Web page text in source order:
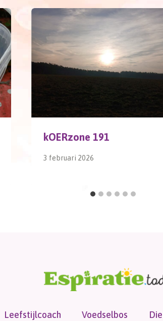
kOERzone 191
3 februari 2026
Leefstijlcoach Voedselbos